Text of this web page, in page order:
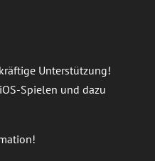
Unterstützung!
Spielen und dazu
!